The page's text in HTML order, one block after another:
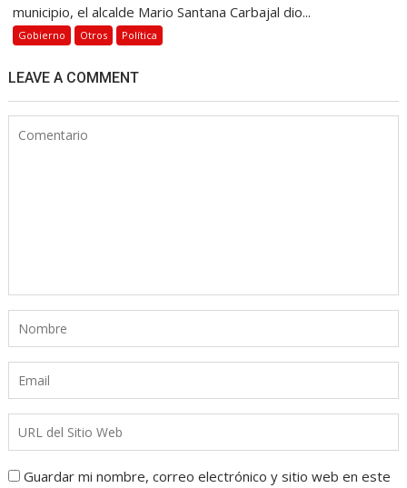
municipio, el alcalde Mario Santana Carbajal dio...
Gobierno Otros Política
LEAVE A COMMENT
Guardar mi nombre, correo electrónico y sitio web en este